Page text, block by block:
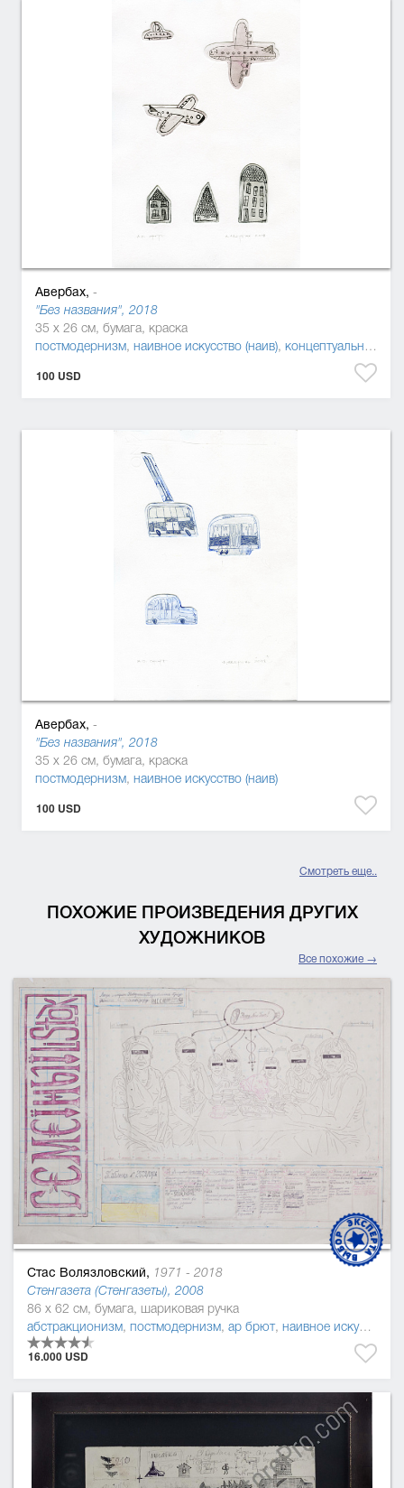
Авербах, -
"Без названия", 2018
35 x 26 см, бумага, краска
постмодернизм, наивное искусство (наив), концептуальное искусство
100 USD
Авербах, -
"Без названия", 2018
35 x 26 см, бумага, краска
постмодернизм, наивное искусство (наив)
100 USD
Смотреть еще..
ПОХОЖИЕ ПРОИЗВЕДЕНИЯ ДРУГИХ
ХУДОЖНИКОВ
Все похожие →
Стас Волязловский, 1971 - 2018
Стенгазета (Стенгазеты), 2008
86 x 62 см, бумага, шариковая ручка
абстракционизм, постмодернизм, ар брют, наивное искусство (наив)
16.000 USD